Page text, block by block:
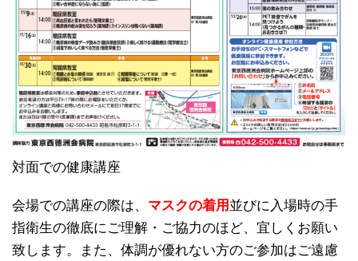
対面での健康講座
会場での講座の際は、 マスクの着用 並びに入場時の手
指衛生の徹底にご理解・ご協力のほど、宜しくお願い
致します。また、体調が優れない方のご参加はご遠慮